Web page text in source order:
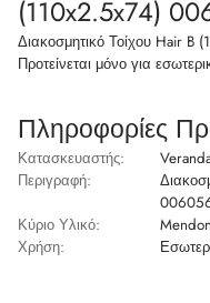
(110x2.5x74)
Διακοσμητικό Τοίχου Hair B
Προτείνεται μόνο για
Πληροφορίες
Κατασκευαστής:
Περιγραφή:
Κύριο Υλικό:
Χρήση: